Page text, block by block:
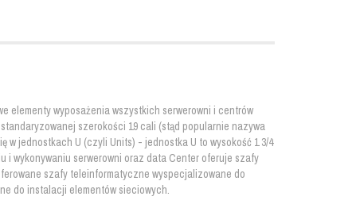
elementy wyposażenia wszystkich serwerowni i centrów
szerokości 19 cali (stąd popularnie nazywa
w jednostkach U (czyli Units) - jednostka U to wysokość 1 3/4
i wykonywaniu serwerowni oraz data Center oferuje szafy
szafy teleinformatyczne wyspecjalizowane do
do instalacji elementów sieciowych.